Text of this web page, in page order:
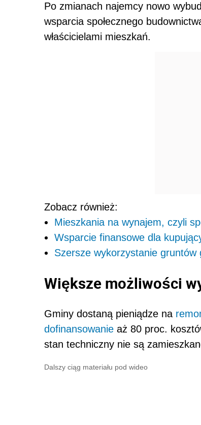
Po zmianach najemcy nowo
wsparcia społecznego
właścicielami mieszkań.
Zobacz również:
Mieszkania na wynajem, czyli
Wsparcie finansowe dla
Szersze wykorzystanie
Większe możliwości
Gminy dostaną pieniądze na
dofinansowanie aż 80 proc.
stan techniczny nie są
Dalszy ciąg materiału pod wideo